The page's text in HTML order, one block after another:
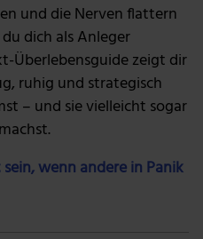
und die Nerven flattern
dich als Anleger
Überlebensguide zeigt dir
ruhig und strategisch
– und sie vielleicht sogar
wenn andere in Panik